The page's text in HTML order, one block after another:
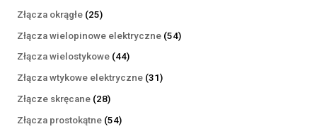
Złącza okrągłe 2525
produktów
Złącza wielopinowe elektryczne 5454
Złącza wielostykowe 4444
produkty
Złącza wtykowe elektryczne 3131
Złącze skręcane 2828
produktów
Złącza prostokątne 5454